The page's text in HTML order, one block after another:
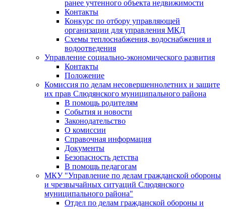
ранее учтенного объекта недвижимости
Контакты
Конкурс по отбору управляющей
организации для управления МКД
Схемы теплоснабжения, водоснабжения и
водоотведения
Управление социально-экономического развития
Контакты
Положение
Комиссия по делам несовершеннолетних и защите
их прав Слюдянского муниципального района
В помощь родителям
События и новости
Законодательство
О комиссии
Справочная информация
Документы
Безопасность детства
В помощь педагогам
МКУ "Управление по делам гражданской обороны
и чрезвычайных ситуаций Слюдянского
муниципального района"
Отдел по делам гражданской обороны и